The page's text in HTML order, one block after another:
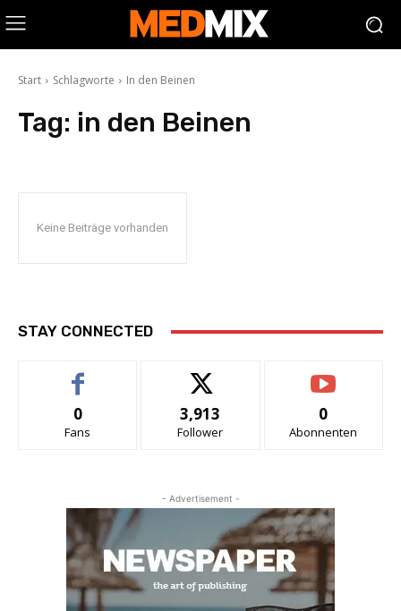
Start Schlagworte In den Beinen
Tag: in den Beinen
Keine Beiträge vorhanden
STAY CONNECTED
0
Fans
3,913
Follower
0
Abonnenten
- Advertisement -